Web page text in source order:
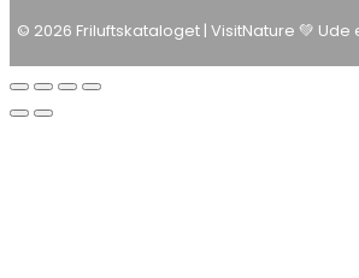
© 2026 Friluftskataloget | VisitNature 💚